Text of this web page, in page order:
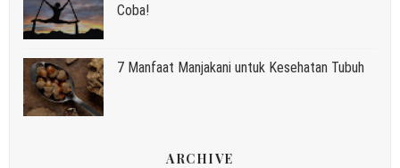
Coba!
7 Manfaat Manjakani untuk Kesehatan Tubuh
ARCHIVE